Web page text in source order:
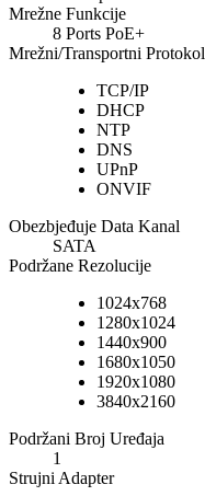
Mrežne Funkcije
8 Ports PoE+
Mrežni/Transportni Protokol
TCP/IP
DHCP
NTP
DNS
UPnP
ONVIF
Obezbjeđuje Data Kanal
SATA
Podržane Rezolucije
1024x768
1280x1024
1440x900
1680x1050
1920x1080
3840x2160
Podržani Broj Uređaja
1
Strujni Adapter